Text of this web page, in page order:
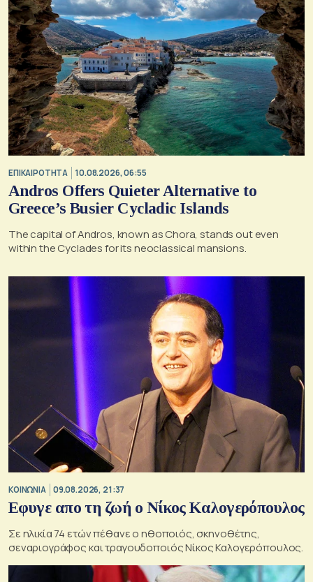
ΕΠΙΚΑΙΡΟΤΗΤΑ 10.08.2026, 06:55
Andros Offers Quieter Alternative to
Greece’s Busier Cycladic Islands
The capital of Andros, known as Chora, stands out even
within the Cyclades for its neoclassical mansions.
ΚΟΙΝΩΝΙΑ 09.08.2026, 21:37
Εφυγε απο τη ζωή ο Νίκος Καλογερόπουλος
Σε ηλικία 74 ετών πέθανε ο ηθοποιός, σκηνοθέτης,
σεναριογράφος και τραγουδοποιός Νίκος Καλογερόπουλος.